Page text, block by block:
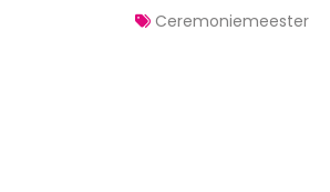
Ceremoniemeester